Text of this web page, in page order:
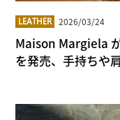
LEATHER 2026/03/24
Maison Margiela
を発売、手持ちや